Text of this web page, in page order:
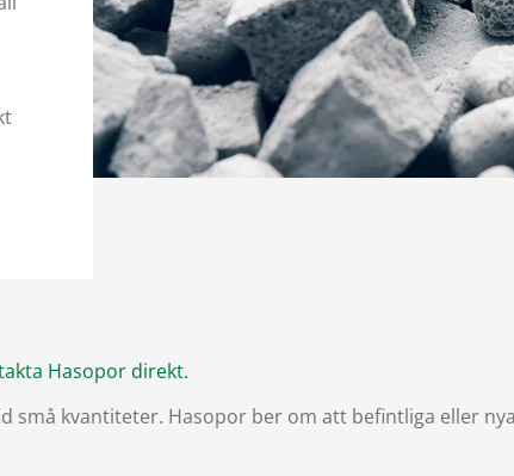
Hasopor direkt.
små kvantiteter. Hasopor ber om att befintliga eller